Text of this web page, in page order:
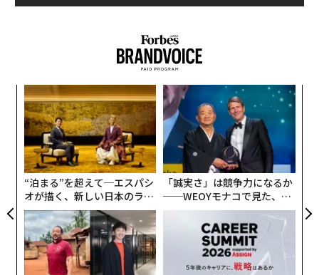
脳の「大きさと形状」に関連する数千種類の遺伝子を特定
肥満治療薬で株価急騰、時価総額がLVMH超え デンマーク製薬大手
30歳未満で死亡のアスリート、4割に慢性外傷性脳症
米国で復活し始めるマスク着用義務 NY市は多変異株「ピロラ」に警鐘
タグ： 脳/脳科学 老化 血液
advertisement
を用い、年老いたマウスと若いマウスを結合した。これ
は、非常に複雑な輸血のようなものだ。通常の輸血では
片方のマウスから血液を採取してもう一方のマウスに注
入するが、パラバイオーシスでは2匹のマウスを外科手
術で接合し、リアルタイムな輸血を継続的に行う。
パラバイオーシスで結合された動物は、単に血液を交換
するのではなく、1つの生理系を共有し発達させる。血
液からホルモンまであらゆるものを交換し合いながら、
いわば融合するのである。
“泊まる”を超えて─エスパシ
オが描く、新しい日本のラグ
ジュアリー（中編）
「誠実さ」は競争力になるか
──WEOYモナコで見た、く
ら寿司の経営哲学